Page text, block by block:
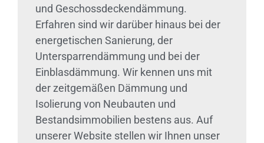
und Geschossdeckendämmung.
Erfahren sind wir darüber hinaus bei der
energetischen Sanierung, der
Untersparrendämmung und bei der
Einblasdämmung. Wir kennen uns mit
der zeitgemäßen Dämmung und
Isolierung von Neubauten und
Bestandsimmobilien bestens aus. Auf
unserer Website stellen wir Ihnen unser